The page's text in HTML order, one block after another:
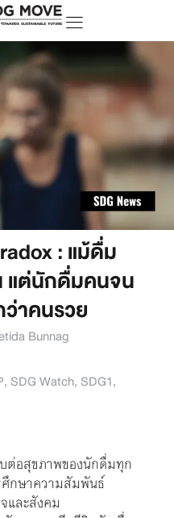
: แม้ดื่ม
แต่นักดื่มคนจน
าคนรวย
Bunnag
, SDG Watch, SDG1,
ต่อสุขภาพของนักดื่มทุก
กษาความสัมพันธ์
และสังคม